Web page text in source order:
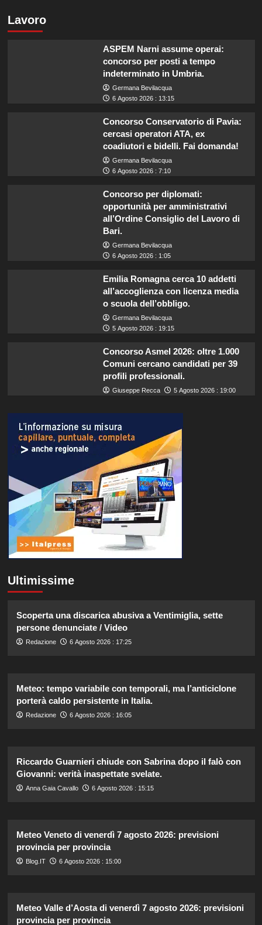
Lavoro
ASPEM Narni assume operai:
concorso per posti a tempo
indeterminato in Umbria.
Germana Bevilacqua
6 Agosto 2026 : 13:15
Concorso Conservatorio di Pavia:
cercasi operatori ATA, ex
coadiutori e bidelli. Fai domanda!
Germana Bevilacqua
6 Agosto 2026 : 7:10
Concorso per diplomati:
opportunità per amministrativi
all’Ordine Consiglio del Lavoro di
Bari.
Germana Bevilacqua
6 Agosto 2026 : 1:05
Emilia Romagna cerca 10 addetti
all’accoglienza con licenza media
o scuola dell’obbligo.
Germana Bevilacqua
5 Agosto 2026 : 19:15
Concorso Asmel 2026: oltre 1.000
Comuni cercano candidati per 39
profili professionali.
Giuseppe Recca 5 Agosto 2026 : 19:00
Ultimissime
Scoperta una discarica abusiva a Ventimiglia, sette
persone denunciate / Video
Redazione 6 Agosto 2026 : 17:25
Meteo: tempo variabile con temporali, ma l’anticiclone
porterà caldo persistente in Italia.
Redazione 6 Agosto 2026 : 16:05
Riccardo Guarnieri chiude con Sabrina dopo il falò con
Giovanni: verità inaspettate svelate.
Anna Gaia Cavallo 6 Agosto 2026 : 15:15
Meteo Veneto di venerdì 7 agosto 2026: previsioni
provincia per provincia
Blog.IT 6 Agosto 2026 : 15:00
Meteo Valle d’Aosta di venerdì 7 agosto 2026: previsioni
provincia per provincia